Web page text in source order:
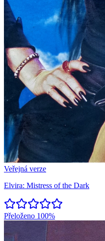
Veřejná verze
Elvira: Mistress of the Dark
Přeloženo 100%